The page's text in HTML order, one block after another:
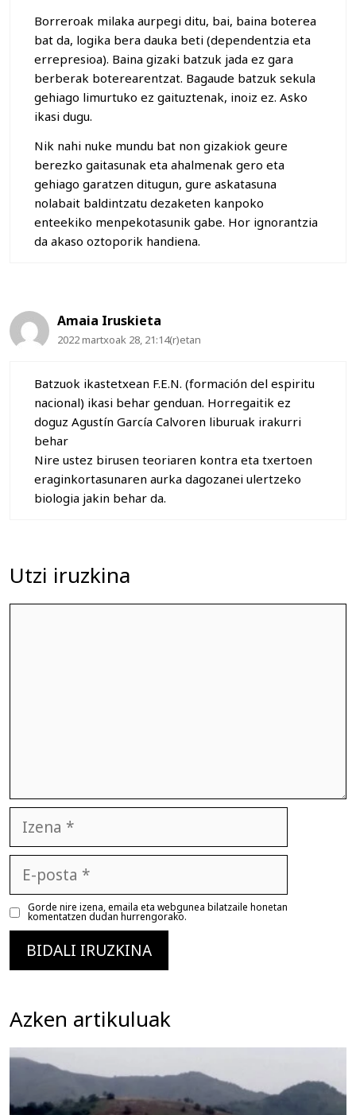
Borreroak milaka aurpegi ditu, bai, baina boterea
bat da, logika bera dauka beti (dependentzia eta
errepresioa). Baina gizaki batzuk jada ez gara
berberak boterearentzat. Bagaude batzuk sekula
gehiago limurtuko ez gaituztenak, inoiz ez. Asko
ikasi dugu.
Nik nahi nuke mundu bat non gizakiok geure
berezko gaitasunak eta ahalmenak gero eta
gehiago garatzen ditugun, gure askatasuna
nolabait baldintzatu dezaketen kanpoko
enteekiko menpekotasunik gabe. Hor ignorantzia
da akaso oztoporik handiena.
Amaia Iruskieta
2022 martxoak 28, 21:14(r)etan
Batzuok ikastetxean F.E.N. (formación del espiritu
nacional) ikasi behar genduan. Horregaitik ez
doguz Agustín García Calvoren liburuak irakurri
behar
Nire ustez birusen teoriaren kontra eta txertoen
eraginkortasunaren aurka dagozanei ulertzeko
biologia jakin behar da.
Utzi iruzkina
posta
Gorde nire izena, emaila eta webgunea bilatzaile honetan
komentatzen dudan hurrengorako.
Azken artikuluak